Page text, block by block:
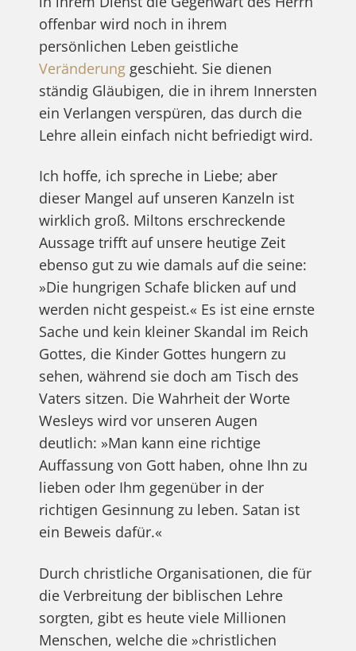
offenbar wird noch in ihrem
persönlichen Leben geistliche
Veränderunggeschieht. Sie dienen
ständig Gläubigen, die in ihrem Innersten
ein Verlangen verspüren, das durch die
Lehre allein einfach nicht befriedigt wird.
Ich hoffe, ich spreche in Liebe; aber
dieser Mangel auf unseren Kanzeln ist
wirklich groß. Miltons erschreckende
Aussage trifft auf unsere heutige Zeit
ebenso gut zu wie damals auf die seine:
»Die hungrigen Schafe blicken auf und
werden nicht gespeist.« Es ist eine ernste
Sache und kein kleiner Skandal im Reich
Gottes, die Kinder Gottes hungern zu
sehen, während sie doch am Tisch des
Vaters sitzen. Die Wahrheit der Worte
Wesleys wird vor unseren Augen
deutlich: »Man kann eine richtige
Auffassung von Gott haben, ohne Ihn zu
lieben oder Ihm gegenüber in der
richtigen Gesinnung zu leben. Satan ist
ein Beweis dafür.«
Durch christliche Organisationen, die für
die Verbreitung der biblischen Lehre
sorgten, gibt es heute viele Millionen
Menschen, welche die »christlichen